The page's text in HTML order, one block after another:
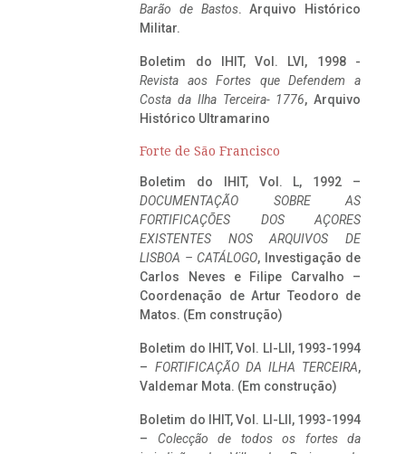
Barão de Bastos. Arquivo Histórico
Militar.
Boletim do IHIT, Vol. LVI, 1998 -
Revista aos Fortes que Defendem a
Costa da Ilha Terceira- 1776, Arquivo
Histórico Ultramarino
Forte de São Francisco
Boletim do IHIT, Vol. L, 1992 –
DOCUMENTAÇÃO SOBRE AS
FORTIFICAÇÕES DOS AÇORES
EXISTENTES NOS ARQUIVOS DE
LISBOA – CATÁLOGO, Investigação de
Carlos Neves e Filipe Carvalho –
Coordenação de Artur Teodoro de
Matos. (Em construção)
Boletim do IHIT, Vol. LI-LII, 1993-1994
– FORTIFICAÇÃO DA ILHA TERCEIRA,
Valdemar Mota. (Em construção)
Boletim do IHIT, Vol. LI-LII, 1993-1994
– Colecção de todos os fortes da